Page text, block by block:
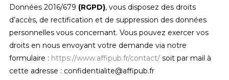
Données 2016/679 (RGPD), vous disposez des droits
d’accès, de rectification et de suppression des données
personnelles vous concernant. Vous pouvez exercer vos
droits en nous envoyant votre demande via notre
formulaire : https://www.affipub.fr/contact/ soit par mail à
cette adresse : confidentialite@affipub.fr